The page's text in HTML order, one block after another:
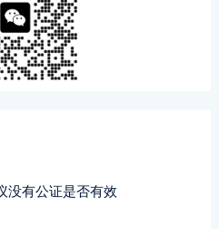
没有公证是否有效